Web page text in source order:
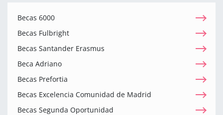
Becas 6000
Becas Fulbright
Becas Santander Erasmus
Beca Adriano
Becas Prefortia
Becas Excelencia Comunidad de Madrid
Becas Segunda Oportunidad